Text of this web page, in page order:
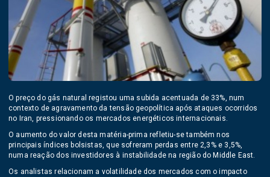
O preço do gás natural registou uma subida acentuada de 33%, num
contexto de agravamento da tensão geopolítica após ataques ocorridos
no Iran, pressionando os mercados energéticos internacionais.
O aumento do valor desta matéria-prima refletiu-se também nos
principais índices bolsistas, que sofreram perdas entre 2,3% e 3,5%,
numa reação dos investidores à instabilidade na região do Middle East.
Os analistas relacionam a volatilidade dos mercados com o impacto